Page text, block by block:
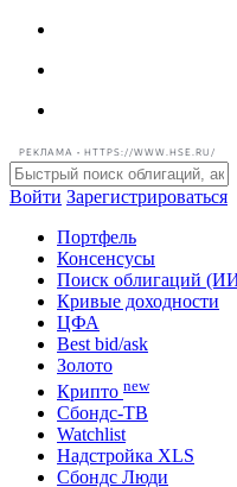
РЕКЛАМА • HTTPS://WWW.HSE.RU/
Войти Зарегистрироваться
Портфель
Консенсусы
Поиск облигаций (ИИ)
Кривые доходности
ЦФА
Best bid/ask
Золото
Крипто new